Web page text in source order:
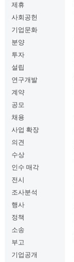
제휴
사회공헌
기업문화
분양
투자
설립
연구개발
계약
공모
채용
사업 확장
의견
수상
인수 매각
전시
조사분석
행사
정책
소송
부고
기업공개